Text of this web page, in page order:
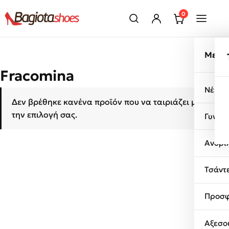
0
Νέες
Fracomina
Δεν βρέθηκε κανένα προϊόν που να ταιριάζει με
την επιλογή σας.